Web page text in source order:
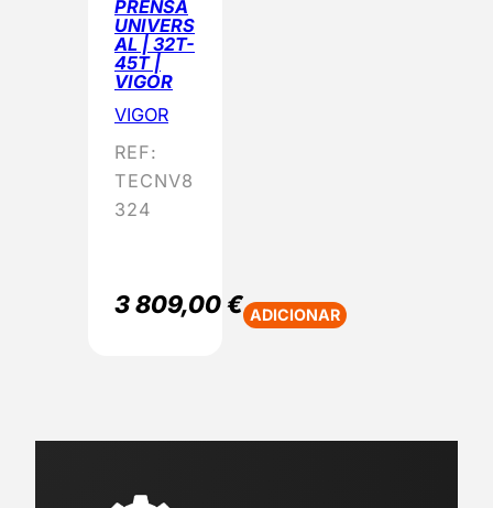
PRENSA
UNIVERS
AL | 32T-
45T |
VIGOR
VIGOR
REF:
TECNV8
324
3 809,00€ ADICIONAR